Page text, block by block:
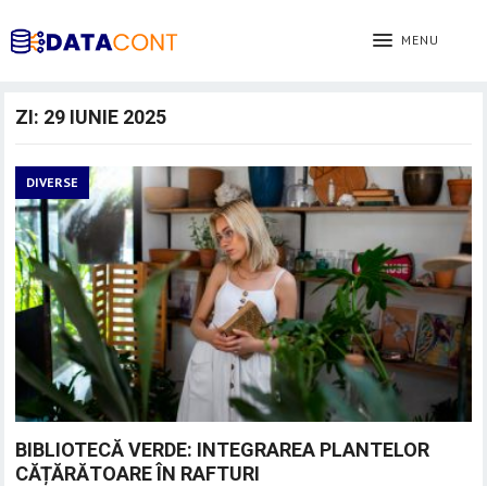
MENU
ZI: 29 IUNIE 2025
DIVERSE
BIBLIOTECĂ VERDE: INTEGRAREA PLANTELOR
CĂȚĂRĂTOARE ÎN RAFTURI